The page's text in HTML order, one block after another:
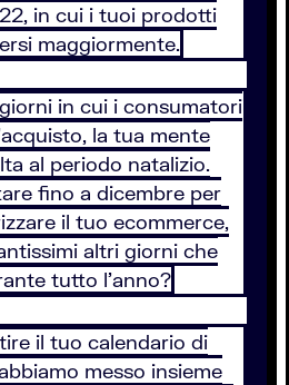
in cui i tuoi prodotti
maggiormente.
in cui i consumatori
la tua mente
al periodo natalizio.
fino a dicembre per
il tuo ecommerce,
altri giorni che
tutto l’anno?
il tuo calendario di
messo insieme